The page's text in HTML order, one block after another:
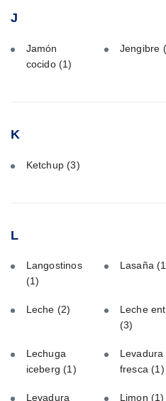
J
Jamón
cocido (1)
Jengibre
K
Ketchup(3)
L
Langostinos
(1)
Lasaña
Leche (2)
Leche
(3)
Lechuga
iceberg(1)
Levadura
fresca(1)
Levadura Limon (1)